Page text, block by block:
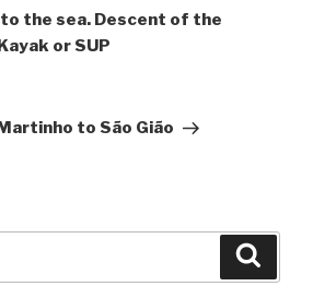
the sea. Descent of the
or SUP
to São Gião